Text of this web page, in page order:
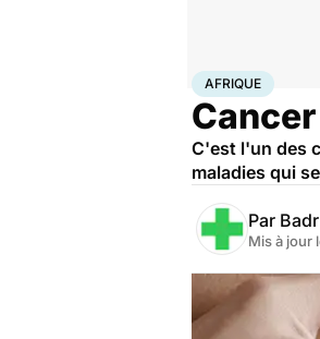
AccueilSantéMaladies
AFRIQUE
C'est l'un des
maladies qui
Par
Mis à jour